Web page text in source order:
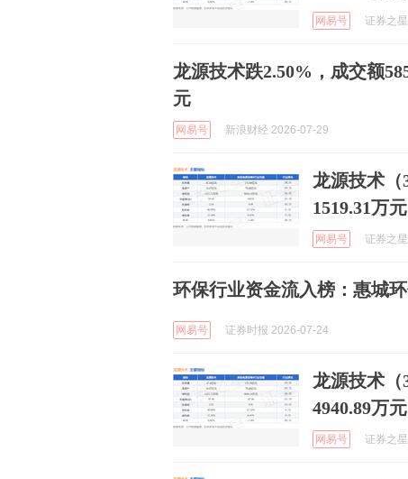
网易号 证券之
龙源技术跌2.50%，成交额
元
网易号 新浪财经 2026-07-29
龙源技术（
1519.31万元
网易号 证券之
环保行业资金流入榜：惠城
网易号 证券时报 2026-07-24
龙源技术（
4940.89万元
网易号 证券之